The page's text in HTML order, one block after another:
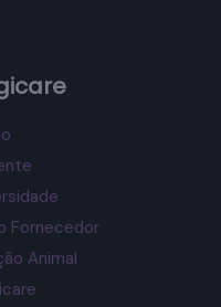
Fornecedor
Animal